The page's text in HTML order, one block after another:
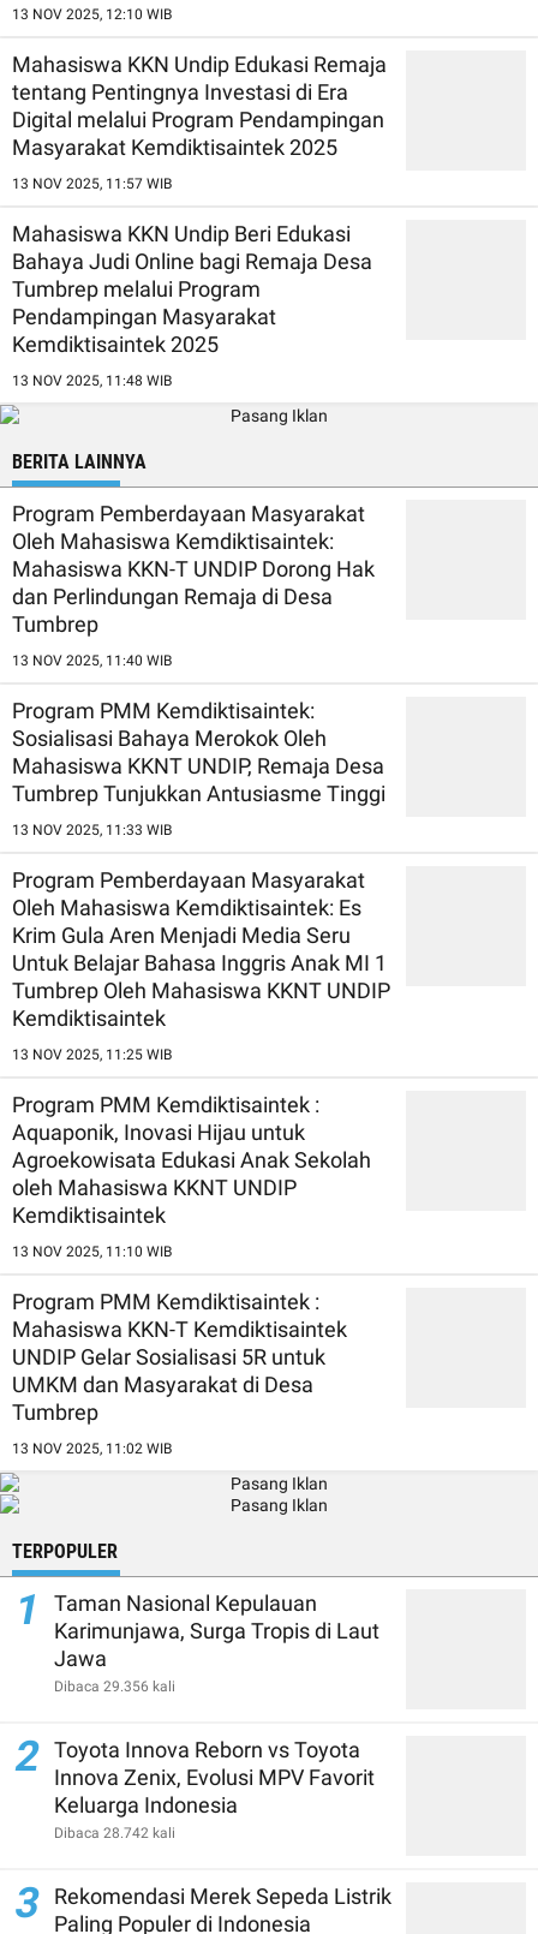
13 NOV 2025, 12:10 WIB
Mahasiswa KKN Undip Edukasi Remaja
tentang Pentingnya Investasi di Era
Digital melalui Program Pendampingan
Masyarakat Kemdiktisaintek 2025
13 NOV 2025, 11:57 WIB
Mahasiswa KKN Undip Beri Edukasi
Bahaya Judi Online bagi Remaja Desa
Tumbrep melalui Program
Pendampingan Masyarakat
Kemdiktisaintek 2025
13 NOV 2025, 11:48 WIB
BERITA LAINNYA
Program Pemberdayaan Masyarakat
Oleh Mahasiswa Kemdiktisaintek:
Mahasiswa KKN-T UNDIP Dorong Hak
dan Perlindungan Remaja di Desa
Tumbrep
13 NOV 2025, 11:40 WIB
Program PMM Kemdiktisaintek:
Sosialisasi Bahaya Merokok Oleh
Mahasiswa KKNT UNDIP, Remaja Desa
Tumbrep Tunjukkan Antusiasme Tinggi
13 NOV 2025, 11:33 WIB
Program Pemberdayaan Masyarakat
Oleh Mahasiswa Kemdiktisaintek: Es
Krim Gula Aren Menjadi Media Seru
Untuk Belajar Bahasa Inggris Anak MI 1
Tumbrep Oleh Mahasiswa KKNT UNDIP
Kemdiktisaintek
13 NOV 2025, 11:25 WIB
Program PMM Kemdiktisaintek :
Aquaponik, Inovasi Hijau untuk
Agroekowisata Edukasi Anak Sekolah
oleh Mahasiswa KKNT UNDIP
Kemdiktisaintek
13 NOV 2025, 11:10 WIB
Program PMM Kemdiktisaintek :
Mahasiswa KKN-T Kemdiktisaintek
UNDIP Gelar Sosialisasi 5R untuk
UMKM dan Masyarakat di Desa
Tumbrep
13 NOV 2025, 11:02 WIB
TERPOPULER
1
Taman Nasional Kepulauan
Karimunjawa, Surga Tropis di Laut
Jawa
Dibaca 29.356 kali
2 Toyota Innova Reborn vs Toyota
Innova Zenix, Evolusi MPV Favorit
Keluarga Indonesia
Dibaca 28.742 kali
3
Rekomendasi Merek Sepeda Listrik
Paling Populer di Indonesia